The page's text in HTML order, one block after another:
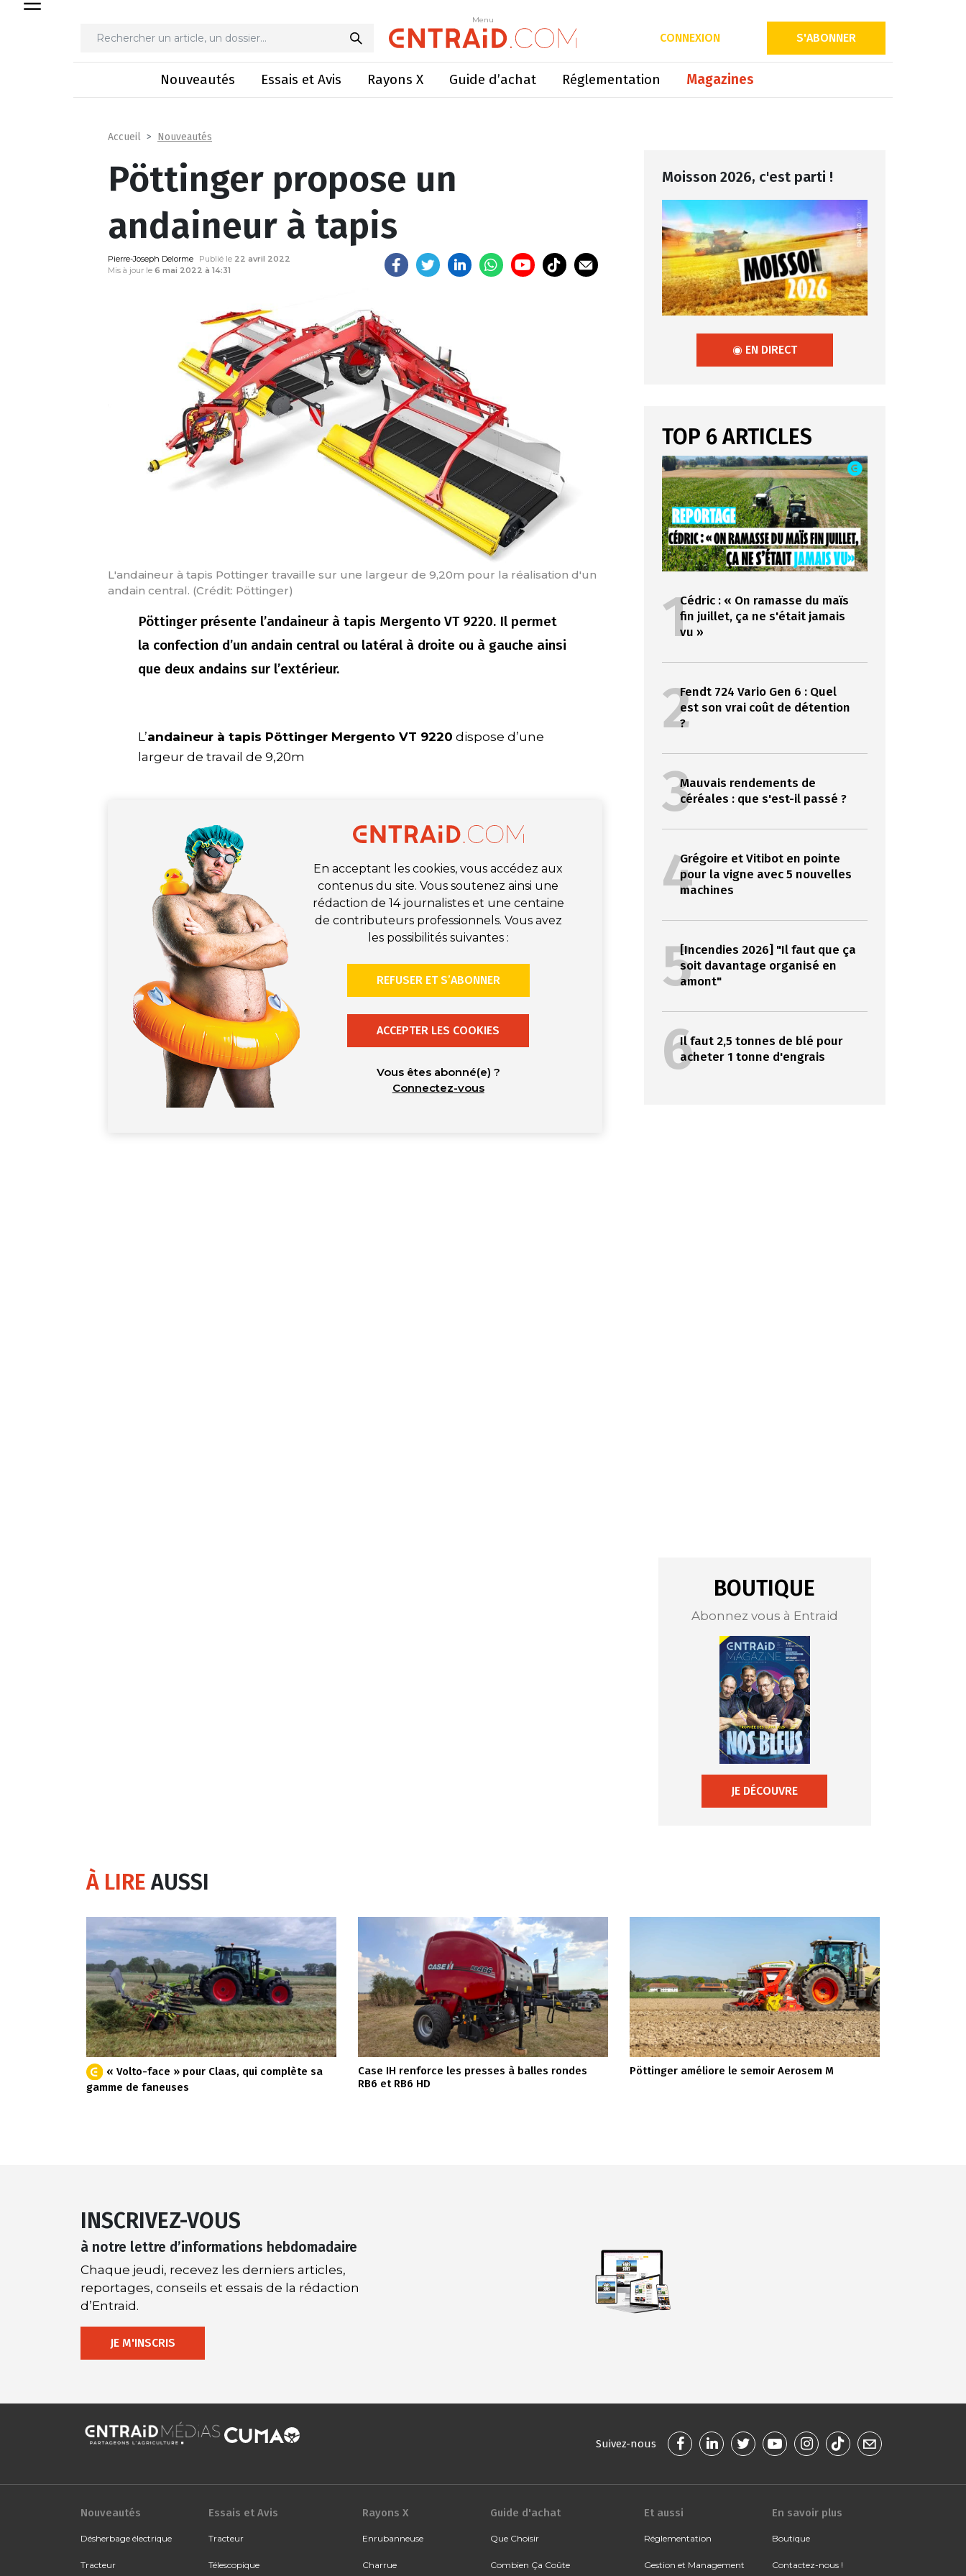
Menu
CONNEXION S'ABONNER
Nouveautés Essais et Avis Rayons X Guide d’achat Réglementation Magazines
Menu
Pöttinger propose un andaineur à tapis
Accueil Nouveautés
Pöttinger propose un
andaineur à tapis
Pierre-Joseph Delorme Publié le 22 avril 2022
Mis à jour le 6 mai 2022 à 14:31
L'andaineur à tapis Pottinger travaille sur une largeur de 9,20m pour la réalisation d'un
andain central. (Crédit: Pöttinger)
Pöttinger présente l’andaineur à tapis Mergento VT 9220. Il permet
la confection d’un andain central ou latéral à droite ou à gauche ainsi
que deux andains sur l’extérieur.
L’andaineur à tapis Pöttinger Mergento VT 9220 dispose d’une
largeur de travail de 9,20m
En acceptant les cookies, vous accédez aux
contenus du site. Vous soutenez ainsi une
rédaction de 14 journalistes et une centaine
de contributeurs professionnels. Vous avez
les possibilités suivantes :
REFUSER ET S’ABONNER
ACCEPTER LES COOKIES
Vous êtes abonné(e) ?
Connectez-vous
Moisson 2026, c'est parti !
◉ EN DIRECT
TOP 6 ARTICLES
1Cédric : « On ramasse du maïs
fin juillet, ça ne s'était jamais
vu »
2Fendt 724 Vario Gen 6 : Quel
est son vrai coût de détention
?
3Mauvais rendements de
céréales : que s'est-il passé ?
4Grégoire et Vitibot en pointe
pour la vigne avec 5 nouvelles
machines
5[Incendies 2026] "Il faut que ça
soit davantage organisé en
amont"
6Il faut 2,5 tonnes de blé pour
acheter 1 tonne d'engrais
BOUTIQUE
Abonnez vous à Entraid
JE DÉCOUVRE
À LIREAUSSI
« Volto-face » pour Claas, qui complète sa
gamme de faneuses
Case IH renforce les presses à balles rondes
RB6 et RB6 HD
Pöttinger améliore le semoir Aerosem M
INSCRIVEZ-VOUS
à notre lettre d’informations hebdomadaire
Chaque jeudi, recevez les derniers articles,
reportages, conseils et essais de la rédaction
d’Entraid.
JE M'INSCRIS
Suivez-nous
Nouveautés
Désherbage électrique
Tracteur
Essais et Avis
Tracteur
Télescopique
Rayons X
Enrubanneuse
Charrue
Guide d'achat
Que Choisir
Combien Ça Coûte
Et aussi
Réglementation
Gestion et Management
En savoir plus
Boutique
Contactez-nous !